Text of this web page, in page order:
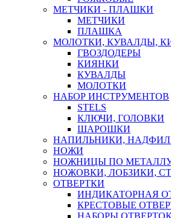
МЕТЧИКИ - ПЛАШКИ
МЕТЧИКИ
ПЛАШКА
МОЛОТКИ, КУВАЛДЫ,
ГВОЗДОДЕРЫ
КИЯНКИ
КУВАЛДЫ
МОЛОТКИ
НАБОР ИНСТРУМЕНТОВ
STELS
КЛЮЧИ, ГОЛОВКИ
ШАРОШКИ
НАПИЛЬНИКИ,
НОЖИ
НОЖНИЦЫ ПО
НОЖОВКИ, ЛОБЗИКИ,
ОТВЕРТКИ
ИНДИКАТОРНАЯ
КРЕСТОВЫЕ
НАБОРЫ